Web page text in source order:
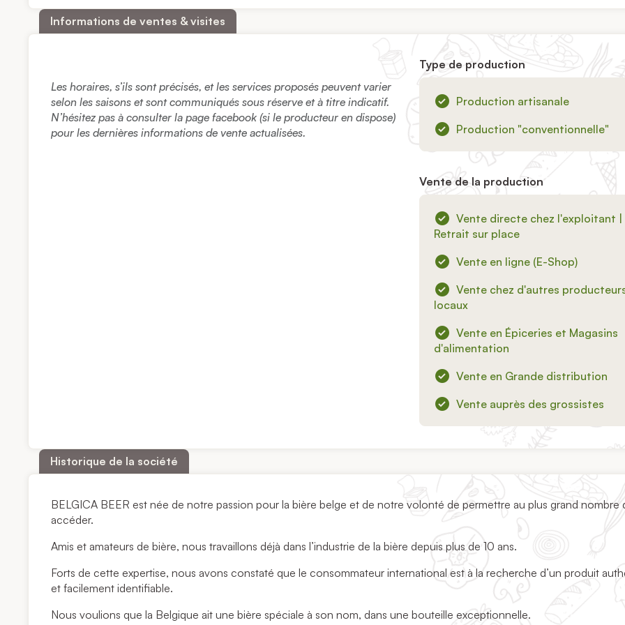
Informations de ventes & visites
Les horaires, s’ils sont précisés, et les services proposés peuvent varier
selon les saisons et sont communiqués sous réserve et à titre indicatif.
N’hésitez pas à consulter la page facebook (si le producteur en dispose)
pour les dernières informations de vente actualisées.
Type de production
Production artisanale
Production "conventionnelle"
Vente de la production
Vente directe chez l'exploitant |
Retrait sur place
Vente en ligne (E-Shop)
Vente chez d'autres
locaux
Vente en Épiceries et Magasins
d'alimentation
Vente en Grande distribution
Vente auprès des grossistes
Historique de la société
BELGICA BEER est née de notre passion pour la bière belge et de notre volonté de permettre au plus grand nombre
accéder.
Amis et amateurs de bière, nous travaillons déjà dans l’industrie de la bière depuis plus de 10 ans.
Forts de cette expertise, nous avons constaté que le consommateur international est à la recherche d’un produit
et facilement identifiable.
Nous voulions que la Belgique ait une bière spéciale à son nom, dans une bouteille exceptionnelle.